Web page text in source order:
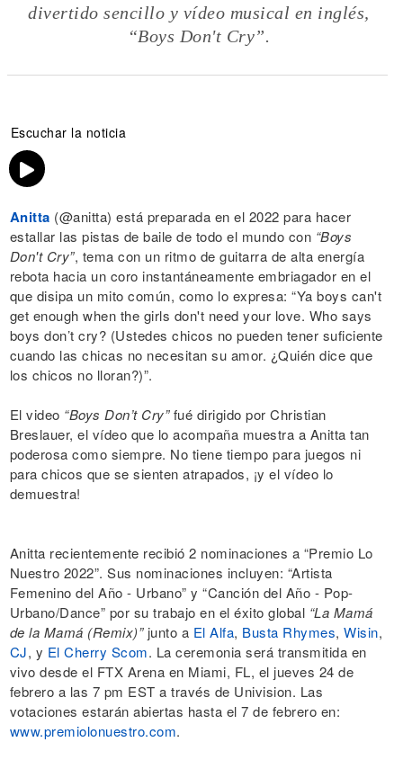
divertido sencillo y vídeo musical en inglés,
“Boys Don't Cry”.
Escuchar la noticia
Anitta (@anitta) está preparada en el 2022 para hacer
estallar las pistas de baile de todo el mundo con “Boys
Don't Cry”, tema con un ritmo de guitarra de alta energía
rebota hacia un coro instantáneamente embriagador en el
que disipa un mito común, como lo expresa: “Ya boys can't
get enough when the girls don't need your love. Who says
boys don’t cry? (Ustedes chicos no pueden tener suficiente
cuando las chicas no necesitan su amor. ¿Quién dice que
los chicos no lloran?)”.
El video “Boys Don’t Cry”fué dirigido por Christian
Breslauer, el vídeo que lo acompaña muestra a Anitta tan
poderosa como siempre. No tiene tiempo para juegos ni
para chicos que se sienten atrapados, ¡y el vídeo lo
demuestra!
Anitta recientemente recibió 2 nominaciones a “Premio Lo
Nuestro 2022”. Sus nominaciones incluyen: “Artista
Femenino del Año - Urbano” y “Canción del Año - Pop-
Urbano/Dance” por su trabajo en el éxito global “La Mamá
de la Mamá (Remix)”junto a El Alfa, Busta Rhymes, Wisin,
CJ, y El Cherry Scom. La ceremonia será transmitida en
vivo desde el FTX Arena en Miami, FL, el jueves 24 de
febrero a las 7 pm EST a través de Univision. Las
votaciones estarán abiertas hasta el 7 de febrero en:
www.premiolonuestro.com.